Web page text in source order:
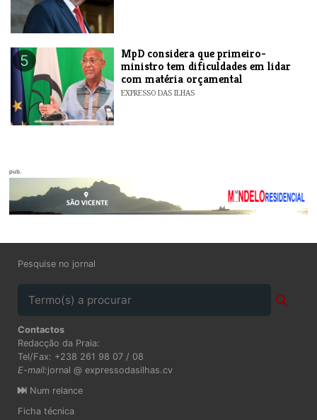
5
MpD considera que primeiro-
ministro tem dificuldades em lidar
com matéria orçamental
EXPRESSO DAS ILHAS
pub.
Pesquise no jornal
Contactos
Redacção da Praia:
Tel/Fax: +238 261 98 07 / 08
E-mail:jornal @ expressodasilhas.cv
Num relance
Ficha técnica